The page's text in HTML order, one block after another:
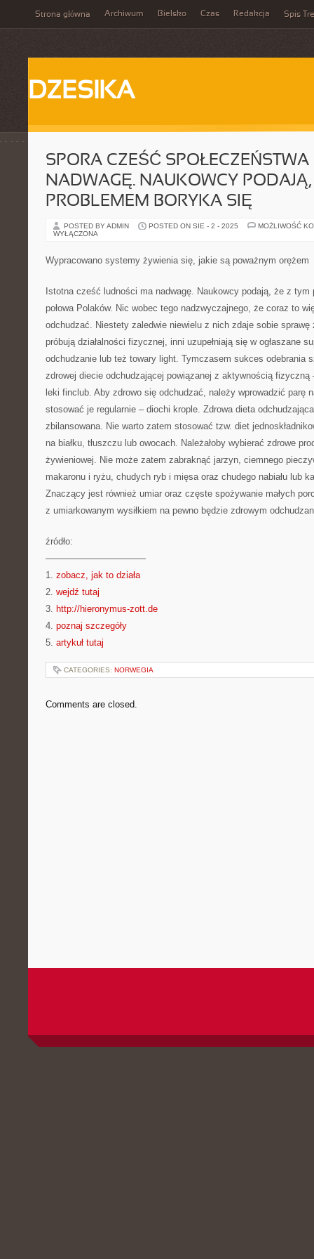
Strona główna Archiwum Bielsko Czas Redakcja Spis
DZESIKA
SPORA CZEŚĆ
NADWAGĘ. NAUKOWCY
PROBLEMEM BORYKA SIĘ
POSTED BY ADMIN POSTED ON SIE - 2 - 2025
MOŻLIWOŚĆ
WYŁĄCZONA
Wypracowano systemy żywienia się, jakie są poważnym orężem
Istotna cześć ludności ma nadwagę. Naukowcy podają, że z tym
połowa Polaków. Nic wobec tego nadzwyczajnego, że coraz to
odchudzać. Niestety zaledwie niewielu z nich zdaje sobie
próbują działalności fizycznej, inni uzupełniają się w ogłaszane
odchudzanie lub też towary light. Tymczasem sukces odebrania
zdrowej diecie odchudzającej powiązanej z aktywnością fizyczną
leki finclub. Aby zdrowo się odchudzać, należy wprowadzić parę
stosować je regularnie – diochi krople. Zdrowa dieta
zbilansowana. Nie warto zatem stosować tzw. diet
na białku, tłuszczu lub owocach. Należałoby wybierać zdrowe
żywieniowej. Nie może zatem zabraknąć jarzyn, ciemnego
makaronu i ryżu, chudych ryb i mięsa oraz chudego nabiału lub
Znaczący jest również umiar oraz częste spożywanie małych
z umiarkowanym wysiłkiem na pewno będzie zdrowym
źródło:
———————————
1. zobacz, jak to działa
2. wejdź tutaj
3. http://hieronymus-zott.de
4. poznaj szczegóły
5. artykuł tutaj
CATEGORIES: NORWEGIA
Comments are closed.